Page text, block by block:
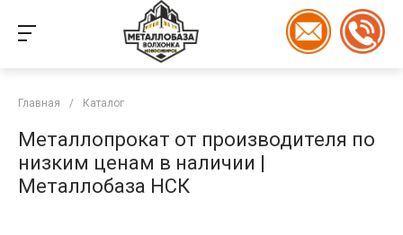
Главная / Каталог
Металлопрокат от производителя по
низким ценам в наличии |
Металлобаза НСК